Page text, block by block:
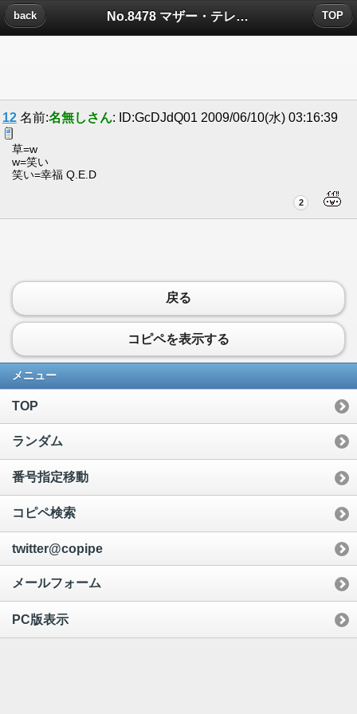
No.8478 マザー・テレサより愛をこめてについたコメント
back TOP
12 名前:名無しさん: ID:GcDJdQ01 2009/06/10(水) 03:16:39
草=w
w=笑い
笑い=幸福 Q.E.D
2
戻る
コピペを表示する
メニュー
TOP
ランダム
番号指定移動
コピペ検索
twitter@copipe
メールフォーム
PC版表示